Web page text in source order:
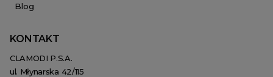
Blog
KONTAKT
CLAMODI P.S.A.
ul. Młynarska 42/115